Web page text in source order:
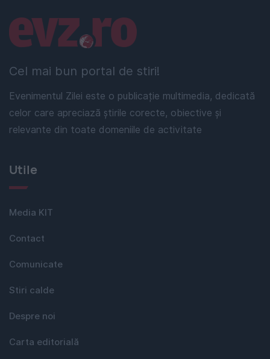
Cel mai bun portal de stiri!
Evenimentul Zilei este o publicație multimedia, dedicată
celor care apreciază știrile corecte, obiective și
relevante din toate domeniile de activitate
Linkuri utile
Utile
Media KIT
Contact
Comunicate
Stiri calde
Despre noi
Carta editorială